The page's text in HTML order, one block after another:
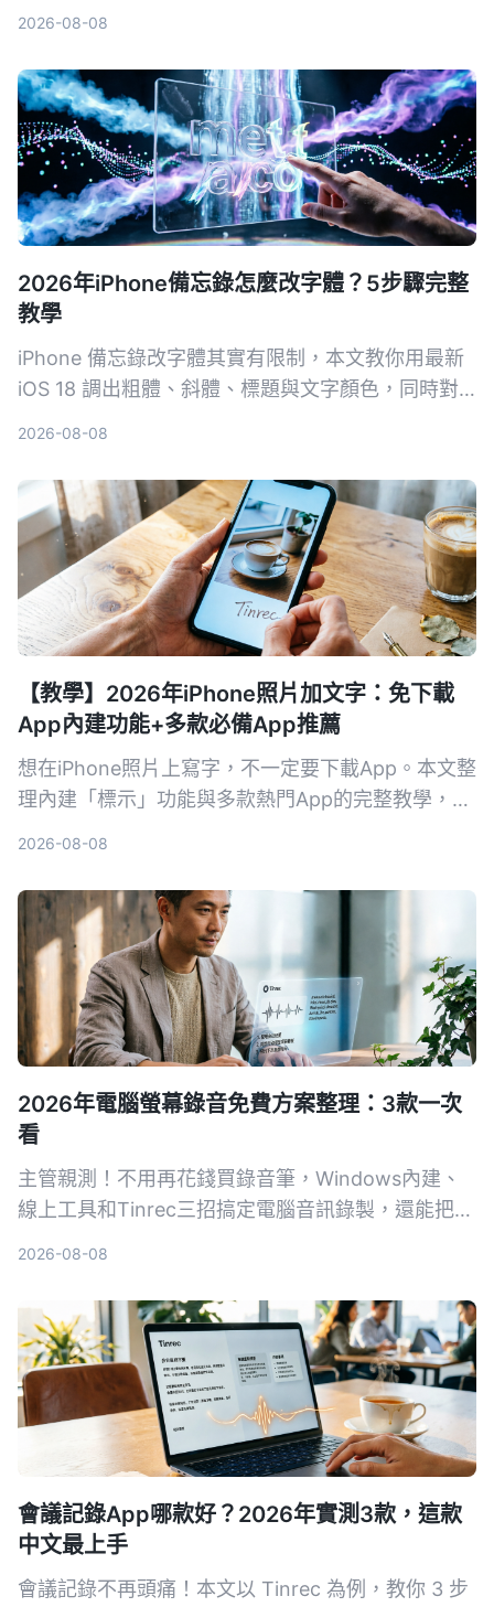
2026-08-08
2026年iPhone備忘錄怎麼改字體？5步驟完整
教學
iPhone 備忘錄改字體其實有限制，本文教你用最新
iOS 18 調出粗體、斜體、標題與文字顏色，同時對
2026-08-08
【教學】2026年iPhone照片加文字：免下載
App內建功能+多款必備App推薦
想在iPhone照片上寫字，不一定要下載App。本文整
理內建「標示」功能與多款熱門App的完整教學，從
2026-08-08
2026年電腦螢幕錄音免費方案整理：3款一次
看
主管親測！不用再花錢買錄音筆，Windows內建、
線上工具和Tinrec三招搞定電腦音訊錄製，還能把會
2026-08-08
會議記錄App哪款好？2026年實測3款，這款
中文最上手
會議記錄不再頭痛！本文以 Tinrec 為例，教你 3 步